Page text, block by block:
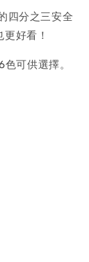
四分之三安全
好看！
可供選擇。